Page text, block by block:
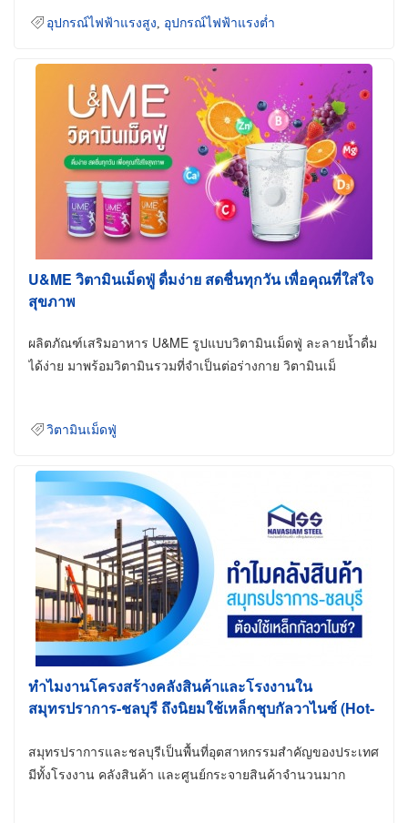
อุปกรณ์ไฟฟ้าแรงสูง อุปกรณ์ไฟฟ้าแรงต่ำ
U&ME วิตามินเม็ดฟู่ ดื่มง่าย สดชื่นทุกวัน เพื่อคุณที่ใส่ใจ
สุขภาพ
ผลิตภัณฑ์เสริมอาหาร U&ME รูปแบบวิตามินเม็ดฟู่ ละลายน้ำดื่ม
ได้ง่าย มาพร้อมวิตามินรวมที่จำเป็นต่อร่างกาย วิตามินเม็
วิตามินเม็ดฟู่
ทำไมงานโครงสร้างคลังสินค้าและโรงงานใน
สมุทรปราการ-ชลบุรี ถึงนิยมใช้เหล็กชุบกัลวาไนซ์ (Hot-
สมุทรปราการและชลบุรีเป็นพื้นที่อุตสาหกรรมสำคัญของประเทศ
มีทั้งโรงงาน คลังสินค้า และศูนย์กระจายสินค้าจำนวนมาก